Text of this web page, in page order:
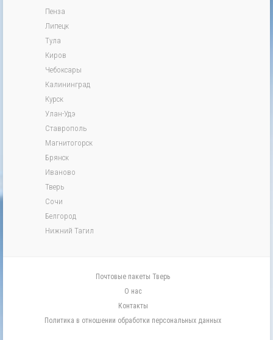
Пенза
Липецк
Тула
Киров
Чебоксары
Калининград
Курск
Улан-Удэ
Ставрополь
Магнитогорск
Брянск
Иваново
Тверь
Сочи
Белгород
Нижний Тагил
Почтовые пакеты Тверь
О нас
Контакты
Политика в отношении обработки персональных данных